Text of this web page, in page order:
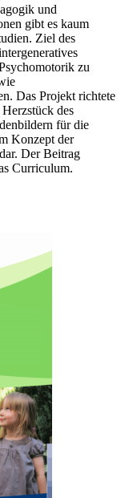
und
gibt es kaum
Ziel des
zu
Das Projekt richtete
des
für die
Konzept der
Der Beitrag
Curriculum.